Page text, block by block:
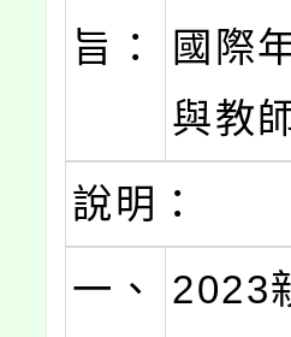
旨：
國際
與教
說明：
一、
2023